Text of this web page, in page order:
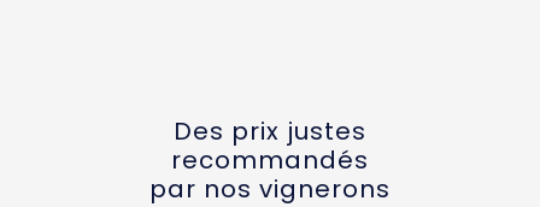
Des prix justes
recommandés
par nos vignerons